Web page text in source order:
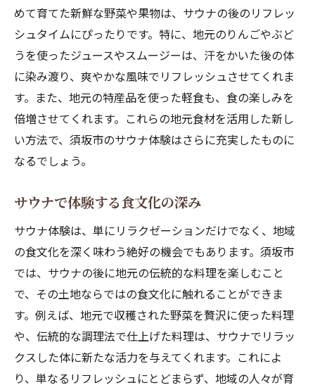
めて育てた新鮮な野菜や果物は、サウナの後のリフレッ
シュタイムにぴったりです。特に、地元のりんごやぶど
うを使ったジュースやスムージーは、汗をかいた後の体
に染み渡り、爽やかな風味でリフレッシュさせてくれま
す。また、地元の特産品を使った軽食も、食の楽しみを
倍増させてくれます。これらの地元食材を活用した新し
い方法で、須坂市のサウナ体験はさらに充実したものに
なるでしょう。
サウナで体験する食文化の深み
サウナ体験は、単にリラクゼーションだけでなく、地域
の食文化を深く味わう絶好の機会でもあります。須坂市
では、サウナの後に地元の伝統的な料理を楽しむこと
で、その土地ならではの食文化に触れることができま
す。例えば、地元で収穫された野菜を贅沢に使った料理
や、伝統的な調理法で仕上げた料理は、サウナでリラッ
クスした体に新たな活力を与えてくれます。これによ
り、単なるリフレッシュにとどまらず、地域の人々が育